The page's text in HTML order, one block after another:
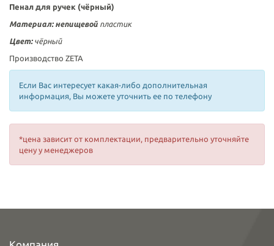
Пенал для ручек (чёрный)
Материал: непищевой пластик
Цвет:чёрный
Производство ZETA
Если Вас интересует какая-либо дополнительная
информация, Вы можете уточнить ее по телефону
*цена зависит от комплектации, предварительно уточняйте
цену у менеджеров